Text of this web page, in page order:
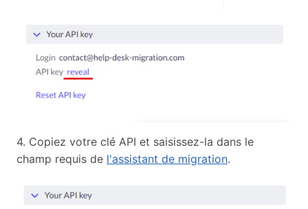
4. Copiez votre clé API et saisissez-la dans le
champ requis de l'assistant de migration.